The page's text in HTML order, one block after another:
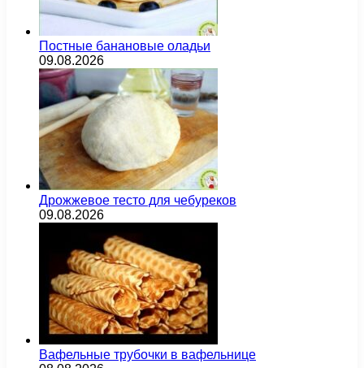
Постные банановые оладьи
09.08.2026
Дрожжевое тесто для чебуреков
09.08.2026
Вафельные трубочки в вафельнице